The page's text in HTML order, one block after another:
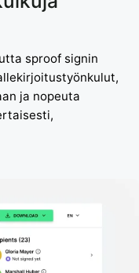
sproof signin
ja nopeuta